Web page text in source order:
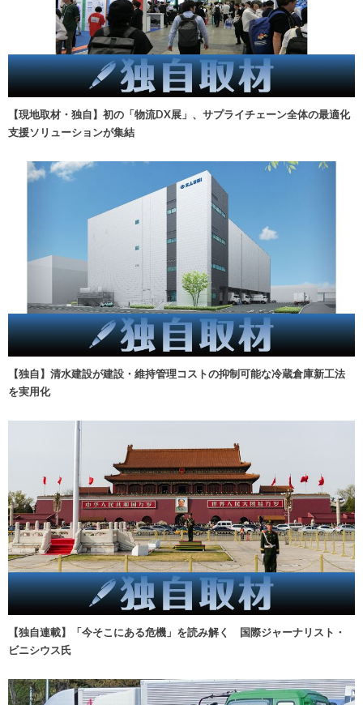
【現地取材・独自】初の「物流DX展」、サプライチェーン全体の最適化
支援ソリューションが集結
【独自】清水建設が建設・維持管理コストの抑制可能な冷蔵倉庫新工法
を実用化
【独自連載】「今そこにある危機」を読み解く 国際ジャーナリスト・
ビニシウス氏